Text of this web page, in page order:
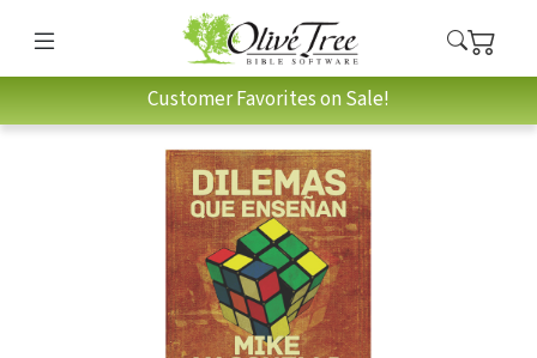
Customer Favorites on Sale!